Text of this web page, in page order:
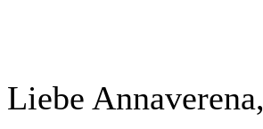
Liebe Annaverena,